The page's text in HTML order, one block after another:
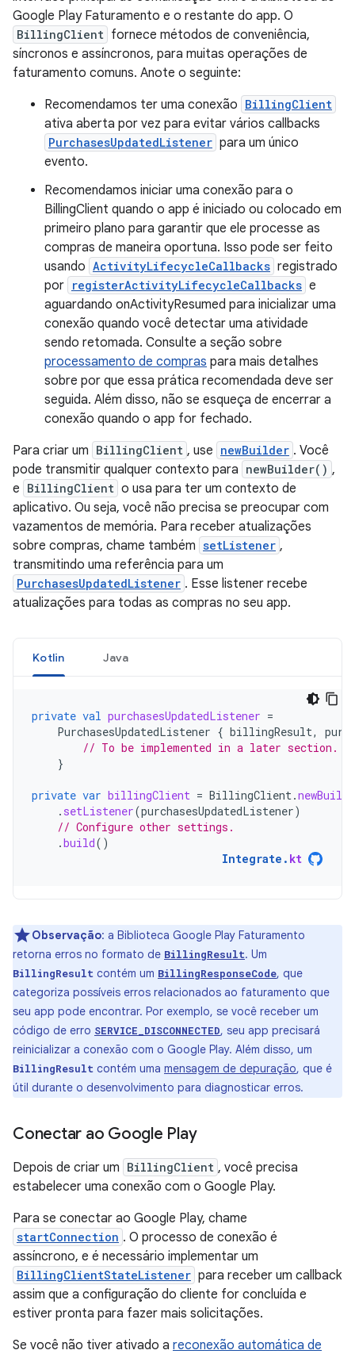
Google Play Faturamento e o restante do app. O
BillingClient fornece métodos de conveniência,
síncronos e assíncronos, para muitas operações de
faturamento comuns. Anote o seguinte:
Recomendamos ter uma conexão BillingClient
ativa aberta por vez para evitar vários callbacks
PurchasesUpdatedListener para um único
evento.
Recomendamos iniciar uma conexão para o
BillingClient quando o app é iniciado ou colocado em
primeiro plano para garantir que ele processe as
compras de maneira oportuna. Isso pode ser feito
usando ActivityLifecycleCallbacks registrado
por registerActivityLifecycleCallbacks e
aguardando onActivityResumed para inicializar uma
conexão quando você detectar uma atividade
sendo retomada. Consulte a seção sobre
processamento de compras para mais detalhes
sobre por que essa prática recomendada deve ser
seguida. Além disso, não se esqueça de encerrar a
conexão quando o app for fechado.
Para criar um BillingClient , use newBuilder . Você
pode transmitir qualquer contexto para newBuilder() ,
e BillingClient o usa para ter um contexto de
aplicativo. Ou seja, você não precisa se preocupar com
vazamentos de memória. Para receber atualizações
sobre compras, chame também setListener ,
transmitindo uma referência para um
PurchasesUpdatedListener . Esse listener recebe
atualizações para todas as compras no seu app.
Kotlin Java
private val purchasesUpdatedListener =
PurchasesUpdatedListener { billingResult,
// To be implemented in a later section.
}
private var billingClient = BillingClient.
. setListener(purchasesUpdatedListener)
// Configure other settings.
.build()
Integrate . kt
Observação: a Biblioteca Google Play Faturamento
retorna erros no formato de BillingResult. Um
BillingResult contém um BillingResponseCode, que
categoriza possíveis erros relacionados ao faturamento que
seu app pode encontrar. Por exemplo, se você receber um
código de erro SERVICE_DISCONNECTED, seu app precisará
reinicializar a conexão com o Google Play. Além disso, um
BillingResult contém uma mensagem de depuração, que é
útil durante o desenvolvimento para diagnosticar erros.
Conectar ao Google Play
Depois de criar um BillingClient , você precisa
estabelecer uma conexão com o Google Play.
Para se conectar ao Google Play, chame
startConnection . O processo de conexão é
assíncrono, e é necessário implementar um
BillingClientStateListener para receber um callback
assim que a configuração do cliente for concluída e
estiver pronta para fazer mais solicitações.
Se você não tiver ativado a reconexão automática de